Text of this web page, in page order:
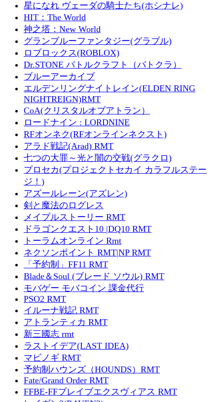
星になれ ヴェーダの騎士たち(ホシナレ)
HIT：The World
神之塔：New World
グランブルーファンタジー(グラブル)
ロブロックス(ROBLOX)
Dr.STONE バトルクラフト（バトクラ）
ブルーアーカイブ
エルデンリングナイトレイン(ELDEN RING
NIGHTREIGN)RMT
CoA(クリスタルオブアトラン）
ロードナイン : LORDNINE
RFオンネク(RFオンラインネクスト)
アラド戦記(Arad) RMT
七つの大罪～光と闇の交戦(グラクロ)
プロセカ(プロジェクトセカイ カラフルステー
ジ！)
アズールレーン(アズレン)
剣と魔法のログレス
メイプルストーリー RMT
ドラゴンクエスト10 |DQ10 RMT
トーラムオンライン Rmt
ネクソンポイント RMT|NP RMT
「予約制」FF11 RMT
Blade＆Soul (ブレード ソウル) RMT
モバゲー モバコイン 課金代行
PSO2 RMT
イルーナ戦記 RMT
アトランティカ RMT
新三國志 rmt
ラストイデア(LAST IDEA)
マビノギ RMT
予約制ハウンズ（HOUNDS）RMT
Fate/Grand Order RMT
FFBE-FFブレイブエクスヴィアス RMT